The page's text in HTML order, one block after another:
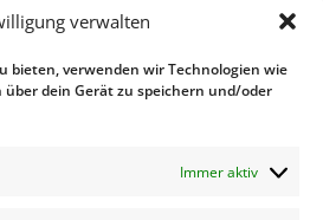
verwalten
bieten, verwenden wir Technologien wie
dein Gerät zu speichern und/oder
Immer aktiv